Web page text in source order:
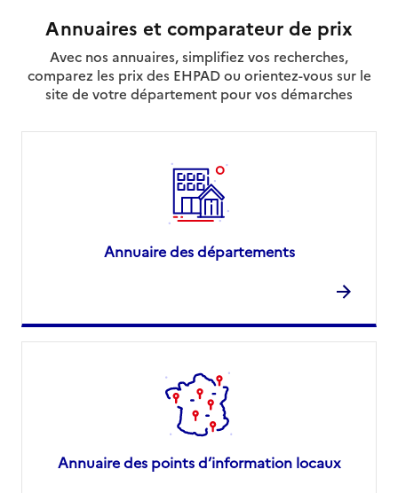
Annuaires et comparateur de prix
Avec nos annuaires, simplifiez vos recherches,
comparez les prix des EHPAD ou orientez-vous sur le
site de votre département pour vos démarches
Annuaire des départements
Annuaire des points d’information locaux